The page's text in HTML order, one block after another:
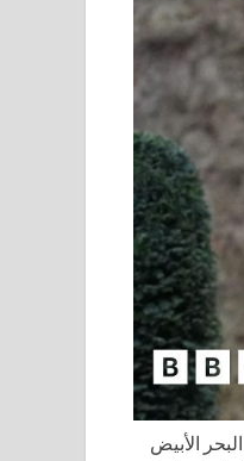
الأبيض